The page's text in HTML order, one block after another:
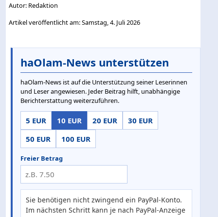
Autor: Redaktion
Artikel veröffentlicht am: Samstag, 4. Juli 2026
haOlam-News unterstützen
haOlam-News ist auf die Unterstützung seiner Leserinnen
und Leser angewiesen. Jeder Beitrag hilft, unabhängige
Berichterstattung weiterzuführen.
5 EUR 10 EUR 20 EUR
30 EUR
50 EUR
100 EUR
Freier Betrag
Sie benötigen nicht zwingend ein PayPal-Konto.
Im nächsten Schritt kann je nach PayPal-Anzeige